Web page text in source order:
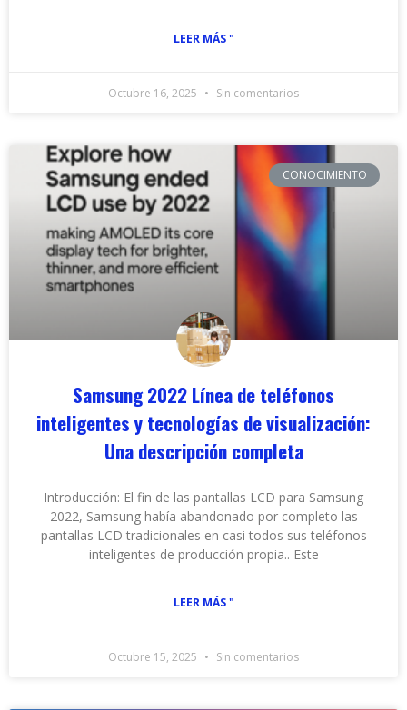
LEER MÁS "
Octubre 16, 2025 Sin comentarios
CONOCIMIENTO
Samsung 2022 Línea de teléfonos
inteligentes y tecnologías de visualización:
Una descripción completa
Introducción: El fin de las pantallas LCD para Samsung
2022, Samsung había abandonado por completo las
pantallas LCD tradicionales en casi todos sus teléfonos
inteligentes de producción propia.. Este
LEER MÁS "
Octubre 15, 2025 Sin comentarios